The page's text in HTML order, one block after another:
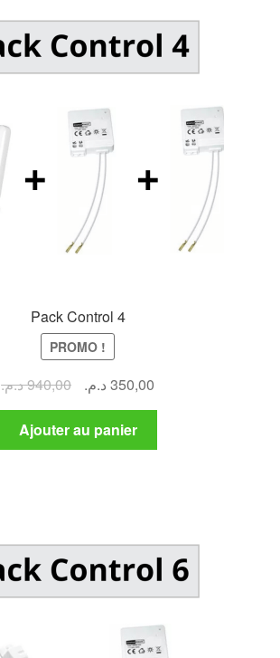
Pack Control 4
PROMO !
940,00د.م.
Le
prix
initial
était :
350,00 د.م.
Le
prix
est :
Ajouter au panier